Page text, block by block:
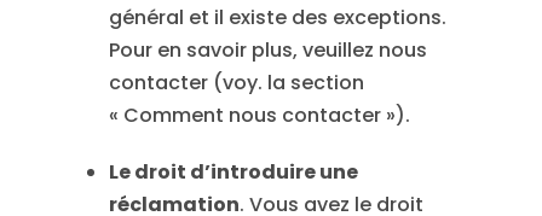
général et il existe des exceptions.
Pour en savoir plus, veuillez nous
contacter (voy. la section
« Comment nous contacter »).
Le droit d’introduire une
réclamation. Vous avez le droit